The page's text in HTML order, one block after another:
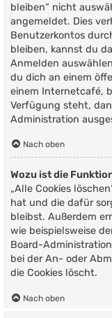
bleiben“ nicht
angemeldet. Dies
Benutzerkontos
bleiben, kannst du
Anmelden
du dich an einem
einem Internetcafé,
Verfügung steht,
Administration
Nach oben
Wozu ist die
„Alle Cookies
hat und die dafür
bleibst. Außerdem
wie beispielsweise
Board-
bei der An- oder
die Cookies löscht.
Nach oben